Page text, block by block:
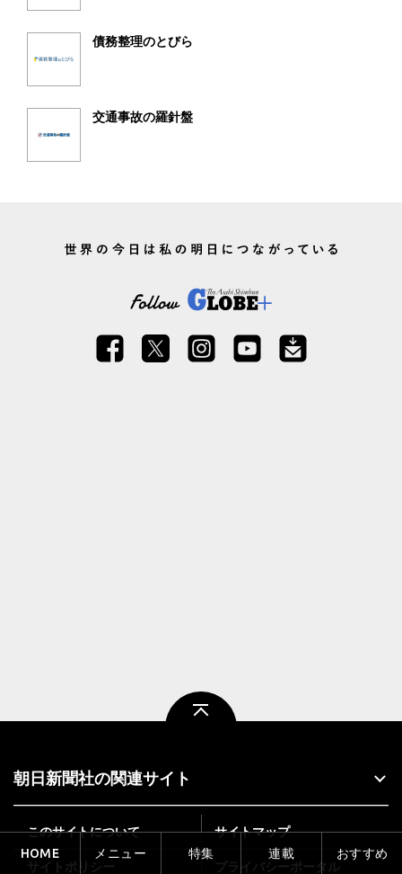
債務整理のとびら
交通事故の羅針盤
朝日新聞社の関連サイト
このサイトについて サイトマップ
サイトポリシー プライバシーポータル
HOME メニュー 特集 連載 おすすめ